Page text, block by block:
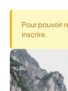
Pour pouvoir
inscrire.